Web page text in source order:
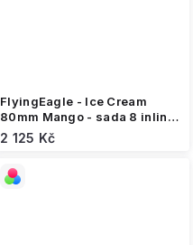
FlyingEagle - Ice Cream
80mm Mango - sada 8 inline
koleček
2 125 Kč